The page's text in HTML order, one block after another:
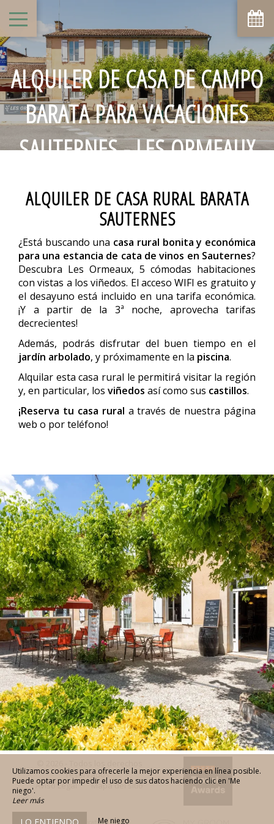
ALQUILER DE CASA DE CAMPO
BARATA PARA VACACIONES
SAUTERNES - LES ORMEAUX
ALQUILER DE CASA RURAL BARATA
SAUTERNES
¿Está buscando una casa rural bonita y económica
para una estancia de cata de vinos en Sauternes?
Descubra Les Ormeaux, 5 cómodas habitaciones
con vistas a los viñedos. El acceso WIFI es gratuito y
el desayuno está incluido en una tarifa económica.
¡Y a partir de la 3ª noche, aprovecha tarifas
decrecientes!
Además, podrás disfrutar del buen tiempo en el
jardín arbolado, y próximamente en la piscina.
Alquilar esta casa rural le permitirá visitar la región
y, en particular, los viñedos así como sus castillos.
¡Reserva tu casa rural a través de nuestra página
web o por teléfono!
reservados
Aviso Legal
Mapa del sitio
Agence de communication
Utilizamos cookies para ofrecerle la mejor experiencia en línea posible.
Puede optar por impedir el uso de sus datos haciendo clic en 'Me
niego'.
Leer más
Me niego